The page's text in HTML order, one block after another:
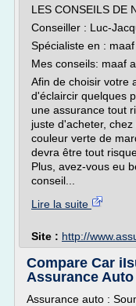
LES CONSEILS DE
Conseiller : Luc-
Spécialiste en :
Mes conseils: maaf
Afin de choisir votre
d'éclaircir quelques
une assurance tout
juste d'acheter,
couleur verte de
devra être tout
Plus, avez-vous eu
conseil...
Lire la suite
Site : http://
Compare Car
Assurance
Assurance auto :